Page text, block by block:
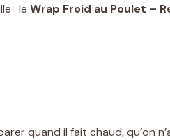
: le Wrap Froid au Poulet –
quand il fait chaud, qu’on